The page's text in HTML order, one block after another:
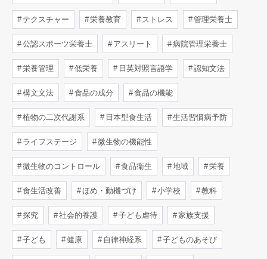
テクスチャー 栄養教育 ストレス 管理栄養士
公認スポーツ栄養士 アスリート 病院管理栄養士
栄養管理 低栄養 日英対照言語学 認知文法
構文文法 食品の成分 食品の機能
植物の二次代謝系 日本型食生活 生活習慣病予防
ライフステージ 微生物の機能性
微生物のコントロール 食品衛生 地域 栄養
食生活改善 ほめ・動機づけ 小学校 教科
探究 社会的養護 子ども虐待 家族支援
子ども 健康 自律神経系 子どものあそび